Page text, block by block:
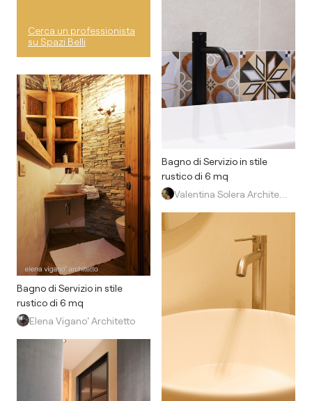
Cerca un professionista
su Spazi Belli
Bagno di Servizio in stile
rustico di 6 mq
Elena Vigano' Architetto
Bagno di Servizio in stile
rustico di 6 mq